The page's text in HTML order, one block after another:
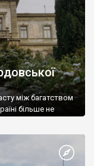
між багатством
більше не